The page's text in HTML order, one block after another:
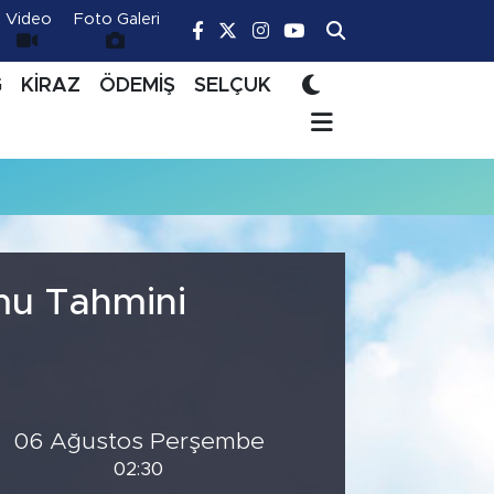
Video Foto Galeri
KİRAZ ÖDEMİŞ SELÇUK
Tahmini
06 Ağustos Perşembe
02:30